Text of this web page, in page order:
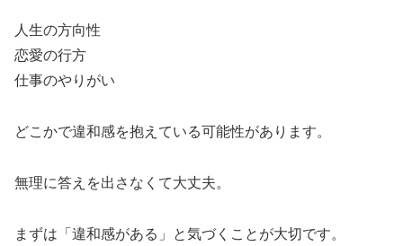
人生の方向性
恋愛の行方
仕事のやりがい
どこかで違和感を抱えている可能性があります。
無理に答えを出さなくて大丈夫。
まずは「違和感がある」と気づくことが大切です。